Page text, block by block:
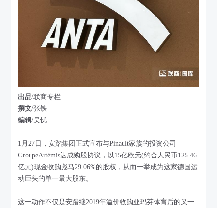
出品/联商专栏
撰文/张铁
编辑/吴忧
1月27日，安踏集团正式宣布与Pinault家族的投资公司
GroupeArtémis达成购股协议，以15亿欧元(约合人民币125.46
亿元)现金收购彪马29.06%的股权，从而一举成为这家德国运
动巨头的单一最大股东。
这一动作不仅是安踏继2019年溢价收购亚玛芬体育后的又一